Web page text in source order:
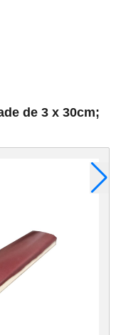
de 3 x 30cm;